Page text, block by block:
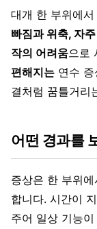
대개 한 부위에
빠짐과 위축, 자
작의 어려움으로
편해지는 연수
결처럼 꿈틀거리
어떤 경과를
증상은 한 부위
합니다. 시간이
주어 일상 기능